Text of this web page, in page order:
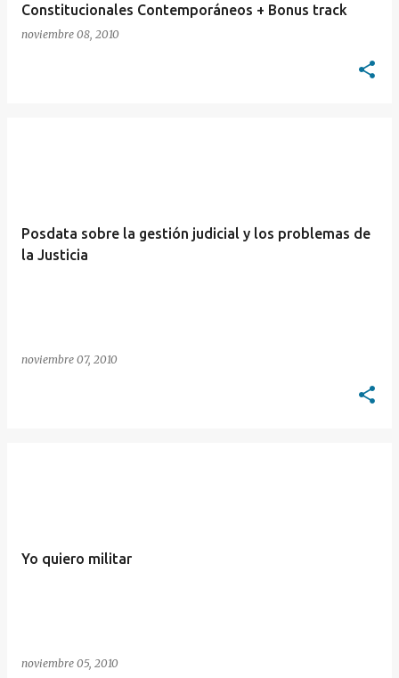
Constitucionales Contemporáneos + Bonus track
noviembre 08, 2010
Posdata sobre la gestión judicial y los problemas de
la Justicia
noviembre 07, 2010
Yo quiero militar
noviembre 05, 2010